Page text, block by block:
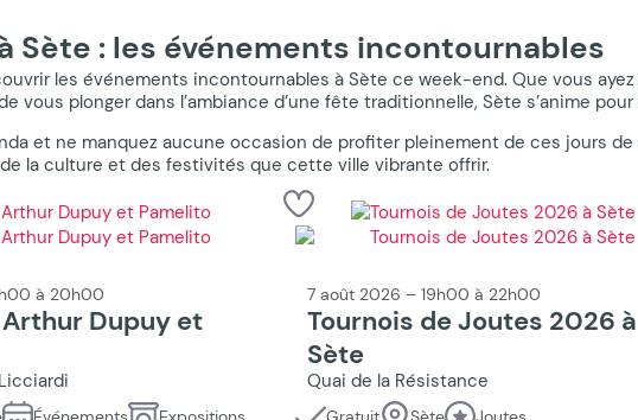
Sète : les événements incontournables
les événements incontournables à Sète ce week-end. Que vous
vous plonger dans l’ambiance d’une fête traditionnelle, Sète s’anime
et ne manquez aucune occasion de profiter pleinement de ces jours
la culture et des festivités que cette ville vibrante offrir.
à 20h00
Dupuy et
7 août 2026 – 19h00 à 22h00
Tournois de Joutes 2026 à
Sète
Quai de la Résistance